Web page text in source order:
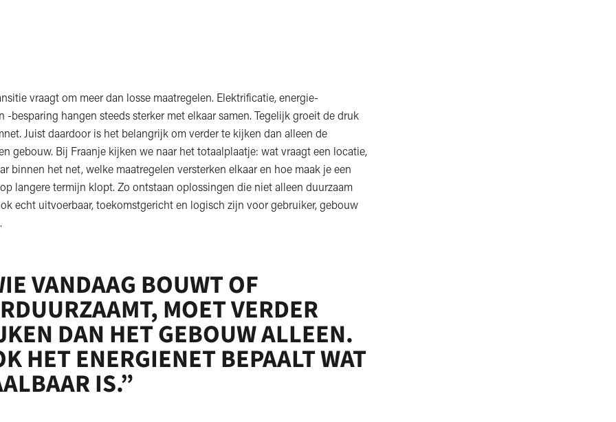
vraagt om meer dan losse maatregelen. Elektrificatie, energie-
-besparing hangen steeds sterker met elkaar samen. Tegelijk groeit de druk
Juist daardoor is het belangrijk om verder te kijken dan alleen de
gebouw. Bij Fraanje kijken we naar het totaalplaatje: wat vraagt een locatie,
binnen het net, welke maatregelen versterken elkaar en hoe maak je een
langere termijn klopt. Zo ontstaan oplossingen die niet alleen duurzaam
echt uitvoerbaar, toekomstgericht en logisch zijn voor gebruiker, gebouw
VANDAAG BOUWT OF
MOET VERDER
DAN HET GEBOUW ALLEEN.
HET ENERGIENET BEPAALT WAT
IS.”